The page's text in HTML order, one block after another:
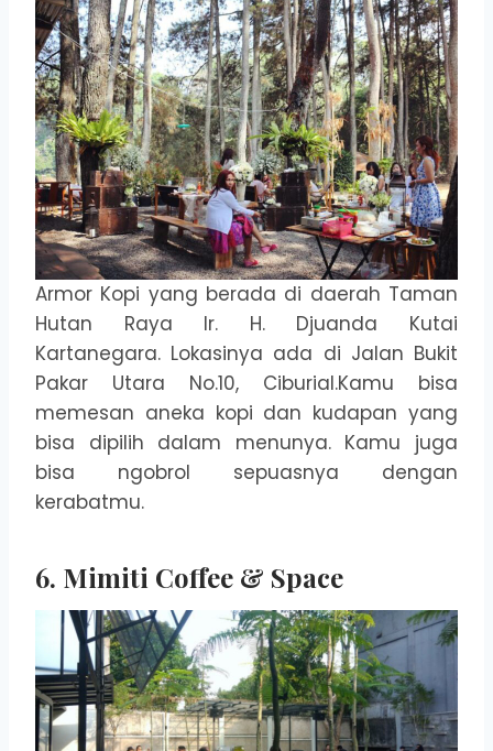
Armor Kopi yang berada di daerah Taman
Hutan Raya Ir. H. Djuanda Kutai
Kartanegara. Lokasinya ada di Jalan Bukit
Pakar Utara No.10, Ciburial.Kamu bisa
memesan aneka kopi dan kudapan yang
bisa dipilih dalam menunya. Kamu juga
bisa ngobrol sepuasnya dengan
kerabatmu.
6. Mimiti Coffee & Space